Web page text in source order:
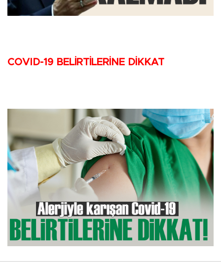
COVID-19 BELİRTİLERİNE DİKKAT